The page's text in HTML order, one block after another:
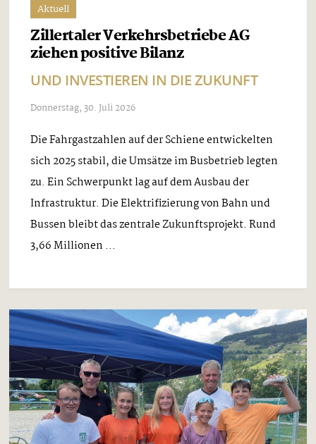
Aktuell
Zillertaler Verkehrsbetriebe AG
ziehen positive Bilanz
UND INVESTIEREN IN DIE ZUKUNFT
Donnerstag, 30. Juli 2026
Die Fahrgastzahlen auf der Schiene entwickelten
sich 2025 stabil, die Umsätze im Busbetrieb legten
zu. Ein Schwerpunkt lag auf dem Ausbau der
Infrastruktur. Die Elektrifizierung von Bahn und
Bussen bleibt das zentrale Zukunftsprojekt. Rund
3,66 Millionen ...